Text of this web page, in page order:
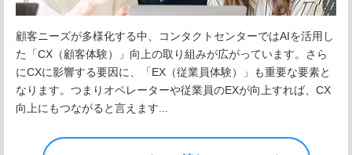
顧客ニーズが多様化する中、コンタクトセンターではAIを活用し
た「CX（顧客体験）」向上の取り組みが広がっています。さら
にCXに影響する要因に、「EX（従業員体験）」も重要な要素と
なります。つまりオペレーターや従業員のEXが向上すれば、CX
向上にもつながると言えます...